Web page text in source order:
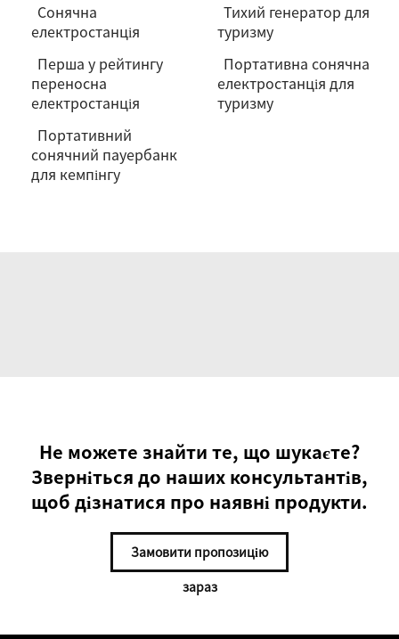
Сонячна
електростанція
Тихий генератор для
туризму
Перша у рейтингу
переносна
електростанція
Портативна сонячна
електростанція для
туризму
Портативний
сонячний пауербанк
для кемпінгу
Не можете знайти те, що шукаєте?
Зверніться до наших консультантів,
щоб дізнатися про наявні продукти.
Замовити пропозицію
зараз